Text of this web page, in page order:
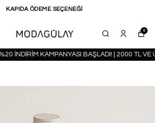
KAPIDA ÖDEME SEÇENEĞİ
0
İNDİRİM KAMPANYASI BAŞLADI! | 2000 TL VE